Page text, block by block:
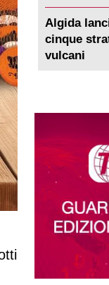
Algida
cinque
vulcani